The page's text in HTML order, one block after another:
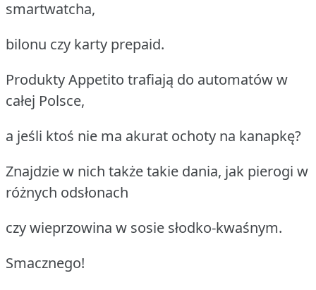
smartwatcha,
bilonu czy karty prepaid.
Produkty Appetito trafiają do automatów w
całej Polsce,
a jeśli ktoś nie ma akurat ochoty na kanapkę?
Znajdzie w nich także takie dania, jak pierogi w
różnych odsłonach
czy wieprzowina w sosie słodko-kwaśnym.
Smacznego!